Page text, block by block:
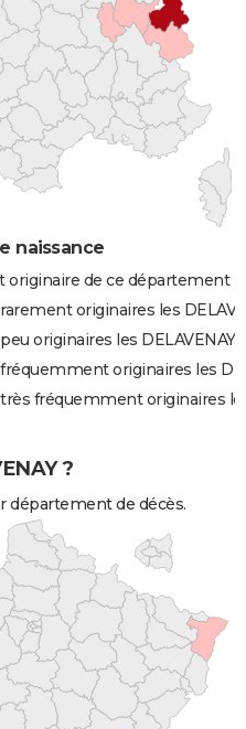
naissance
originaire de ce département
originaires les
originaires les DELAVENAY
originaires les
fréquemment originaires
?
département de décès.